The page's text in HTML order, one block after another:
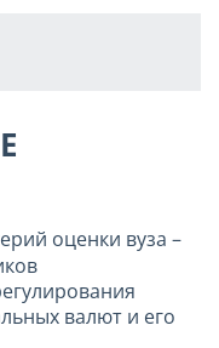
оценки вуза –
валют и его